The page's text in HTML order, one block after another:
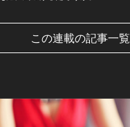
この連載の記事一覧